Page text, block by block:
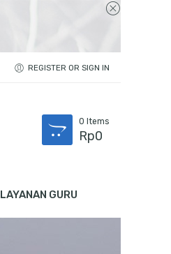
REGISTER OR SIGN IN
0 Items
Rp0
LAYANAN GURU